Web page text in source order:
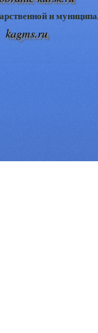
и
kagms.ru